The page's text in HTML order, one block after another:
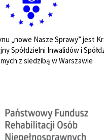
„nowe Nasze Sprawy” jest
Spółdzielni Inwalidów i
z siedzibą w Warszawie